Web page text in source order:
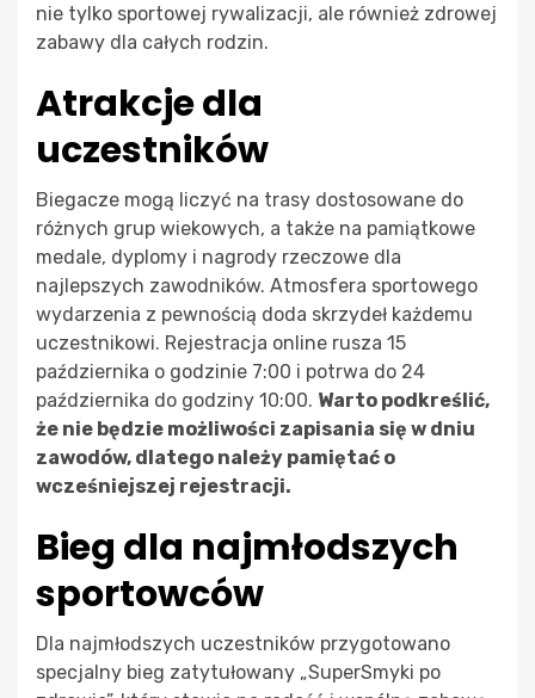
nie tylko sportowej rywalizacji, ale również zdrowej
zabawy dla całych rodzin.
Atrakcje dla
uczestników
Biegacze mogą liczyć na trasy dostosowane do
różnych grup wiekowych, a także na pamiątkowe
medale, dyplomy i nagrody rzeczowe dla
najlepszych zawodników. Atmosfera sportowego
wydarzenia z pewnością doda skrzydeł każdemu
uczestnikowi. Rejestracja online rusza 15
października o godzinie 7:00 i potrwa do 24
października do godziny 10:00. Warto podkreślić,
że nie będzie możliwości zapisania się w dniu
zawodów, dlatego należy pamiętać o
wcześniejszej rejestracji.
Bieg dla najmłodszych
sportowców
Dla najmłodszych uczestników przygotowano
specjalny bieg zatytułowany „SuperSmyki po